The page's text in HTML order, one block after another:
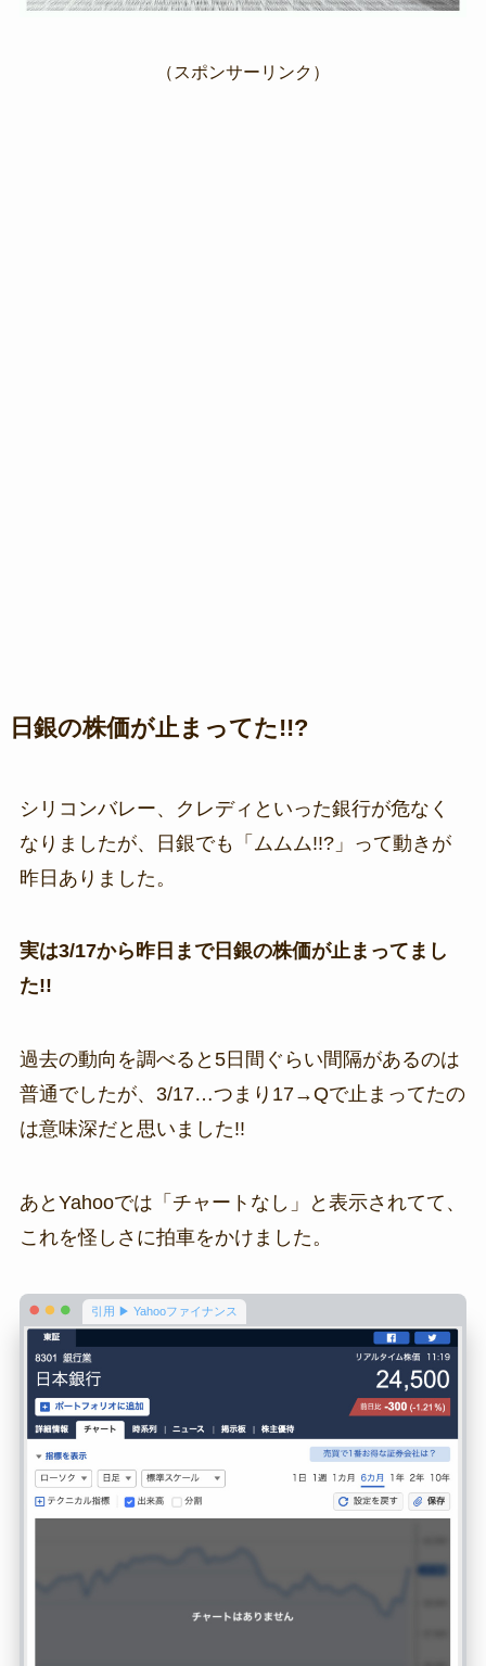
（スポンサーリンク）
日銀の株価が止まってた!!?
シリコンバレー、クレディといった銀行が危なく
なりましたが、日銀でも「ムムム!!?」って動きが
昨日ありました。
実は3/17から昨日まで日銀の株価が止まってまし
た!!
過去の動向を調べると5日間ぐらい間隔があるのは
普通でしたが、3/17…つまり17→Qで止まってたの
は意味深だと思いました!!
あとYahooでは「チャートなし」と表示されてて、
これを怪しさに拍車をかけました。
引用 ▶ Yahooファイナンス